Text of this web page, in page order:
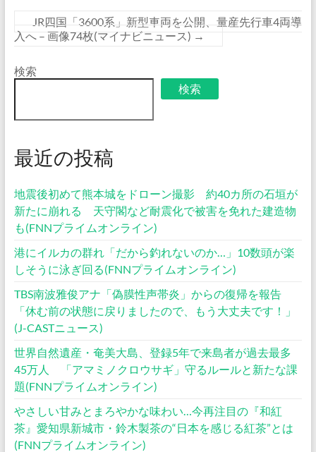
JR四国「3600系」新型車両を公開、量産先行車4両導
入へ – 画像74枚(マイナビニュース) →
検索
検索
最近の投稿
地震後初めて熊本城をドローン撮影 約40カ所の石垣が
新たに崩れる 天守閣など耐震化で被害を免れた建造物
も(FNNプライムオンライン)
港にイルカの群れ「だから釣れないのか…」10数頭が楽
しそうに泳ぎ回る(FNNプライムオンライン)
TBS南波雅俊アナ「偽膜性声帯炎」からの復帰を報告
「休む前の状態に戻りましたので、もう大丈夫です！」
(J-CASTニュース)
世界自然遺産・奄美大島、登録5年で来島者が過去最多
45万人 「アマミノクロウサギ」守るルールと新たな課
題(FNNプライムオンライン)
やさしい甘みとまろやかな味わい…今再注目の『和紅
茶』愛知県新城市・鈴木製茶の“日本を感じる紅茶”とは
(FNNプライムオンライン)